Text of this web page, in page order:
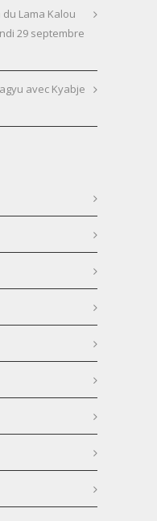
Lama Kalou
29 septembre
avec Kyabje